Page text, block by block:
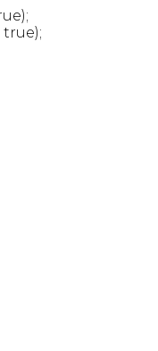
true);